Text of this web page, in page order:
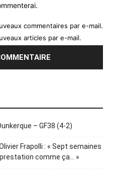
commentaires par e-mail.
articles par e-mail.
– GF38 (4-2)
Frapolli : « Sept semaines
comme ça… »